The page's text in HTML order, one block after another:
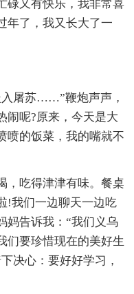
又有快乐，我非常喜
年了，我又长大了一
屠苏……”鞭炮声声，
闹呢?原来，今天是大
喷的饭菜，我的嘴就不
吃得津津有味。餐桌
我们一边聊天一边吃
妈告诉我：“我们义乌
们要珍惜现在的美好生
决心：要好好学习，